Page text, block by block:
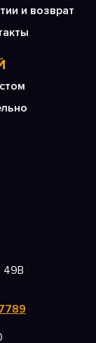
и возврат
49В